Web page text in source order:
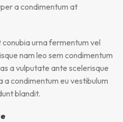
a condimentum at
urna fermentum vel
nam leo sem condimentum
a vulputate ante scelerisque
a condimentum eu vestibulum
blandit.